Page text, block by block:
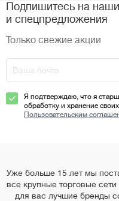
Подпишитесь на
и спецпредложения
Только свежие акции
Я подтверждаю, что я
обработку и хранение
Пользовательским
Уже больше 15 лет мы
все крупные торговые
для вас лучшие бренды